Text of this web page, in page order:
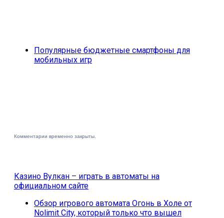
Популярные бюджетные смартфоны для
мобильных игр
Комментарии временно закрыты.
Казино Вулкан – играть в автоматы на
официальном сайте
Обзор игрового автомата Огонь в Холе от
Nolimit City, который только что вышел